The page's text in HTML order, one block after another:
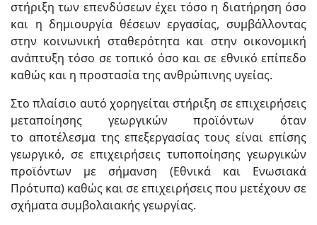
στήριξη των επενδύσεων έχει τόσο η διατήρηση όσο
και η δημιουργία θέσεων εργασίας, συμβάλλοντας
στην κοινωνική σταθερότητα και στην οικονομική
ανάπτυξη τόσο σε τοπικό όσο και σε εθνικό επίπεδο
καθώς και η προστασία της ανθρώπινης υγείας.
Στο πλαίσιο αυτό χορηγείται στήριξη σε επιχειρήσεις
μεταποίησης γεωργικών προϊόντων όταν
το αποτέλεσμα της επεξεργασίας τους είναι επίσης
γεωργικό, σε επιχειρήσεις τυποποίησης γεωργικών
προϊόντων με σήμανση (Εθνικά και Ενωσιακά
Πρότυπα) καθώς και σε επιχειρήσεις που μετέχουν σε
σχήματα συμβολαιακής γεωργίας.